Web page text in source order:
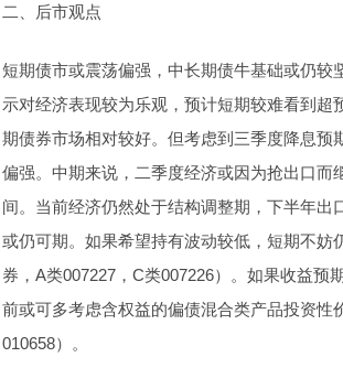
二、后市观点
短期债市或震荡偏强，中长期债牛基础或仍较
示对经济表现较为乐观，预计短期较难看到
期债券市场相对较好。但考虑到三季度降息
偏强。中期来说，二季度经济或因为抢出口
间。当前经济仍然处于结构调整期，下半年
或仍可期。如果希望持有波动较低，短期不
券，A类007227，C类007226）。如果收益预
前或可多考虑含权益的偏债混合类产品投资性
010658）。